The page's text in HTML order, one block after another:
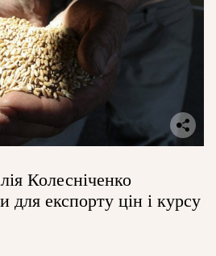
Колесніченко
для експорту цін і курсу